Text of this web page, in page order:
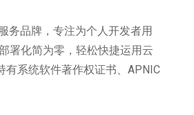
务品牌，专注为个人开发者用
署化简为零，轻松快捷运用云
系统软件著作权证书、APNIC